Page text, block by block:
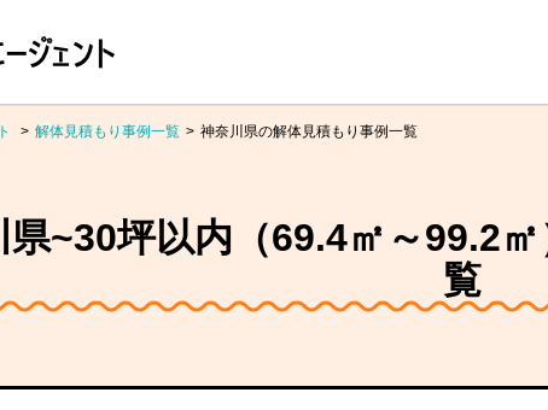
解体見積もり事例一覧 神奈川県の解体見積もり事例一覧
県~30坪以内（69.4㎡～99.2
覧